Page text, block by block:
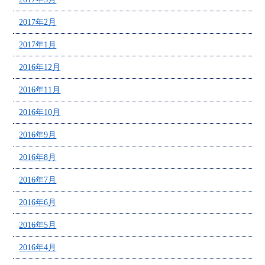
2017年2月
2017年1月
2016年12月
2016年11月
2016年10月
2016年9月
2016年8月
2016年7月
2016年6月
2016年5月
2016年4月